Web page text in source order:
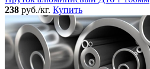
238 руб./кг. Купить